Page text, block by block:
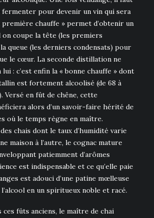
pour devenir un vin qui sera
chauffe » permet d’obtenir un
coupe la tête (les premiers
queue (les derniers condensats) pour
le cœur. La seconde distillation ne
lui : c’est enfin la « bonne chauffe » dont
est fortement alcoolisé (de 68 à
Versé en fût de chêne, cette
alors d’un savoir-faire hérité de
où le temps règne en maître.
chais dont le taux d’humidité varie
maison à l’autre, le cognac mature
patiemment d’arômes
est indispensable et ce qu’elle paie
est adouci d’une patine mœlleuse
en un spiritueux noble et racé.
ces fûts anciens, le maître de chai